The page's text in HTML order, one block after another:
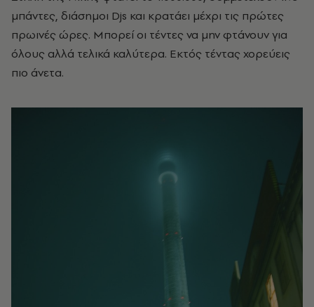
μπάντες, διάσημοι Djs και κρατάει μέχρι τις πρώτες
πρωινές ώρες. Μπορεί οι τέντες να μην φτάνουν για
όλους αλλά τελικά καλύτερα. Εκτός τέντας χορεύεις
πιο άνετα.